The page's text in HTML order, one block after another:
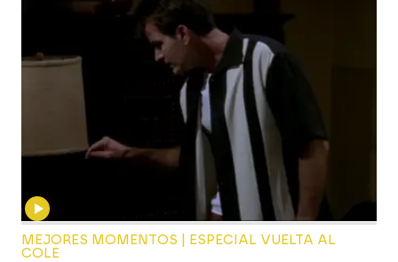
MEJORES MOMENTOS | ESPECIAL VUELTA AL
COLE